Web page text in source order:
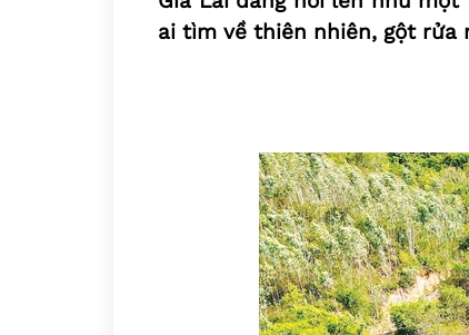
ai tìm về thiên nhiên, gột rửa